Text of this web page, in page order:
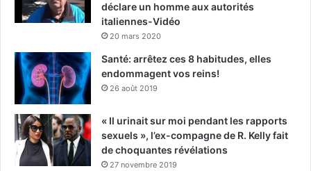
déclare un homme aux autorités
italiennes-Vidéo
20 mars 2020
Santé: arrêtez ces 8 habitudes, elles
endommagent vos reins!
26 août 2019
« Il urinait sur moi pendant les rapports
sexuels », l’ex-compagne de R. Kelly fait
de choquantes révélations
27 novembre 2019